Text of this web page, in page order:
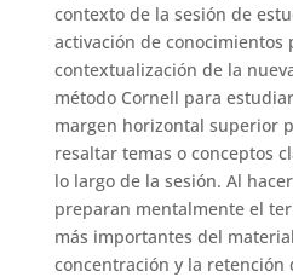
contexto de la sesión de
activación de conocimientos
contextualización de la
método Cornell para
margen horizontal superior
resaltar temas o conceptos
lo largo de la sesión. Al
preparan mentalmente el
más importantes del
concentración y la retención